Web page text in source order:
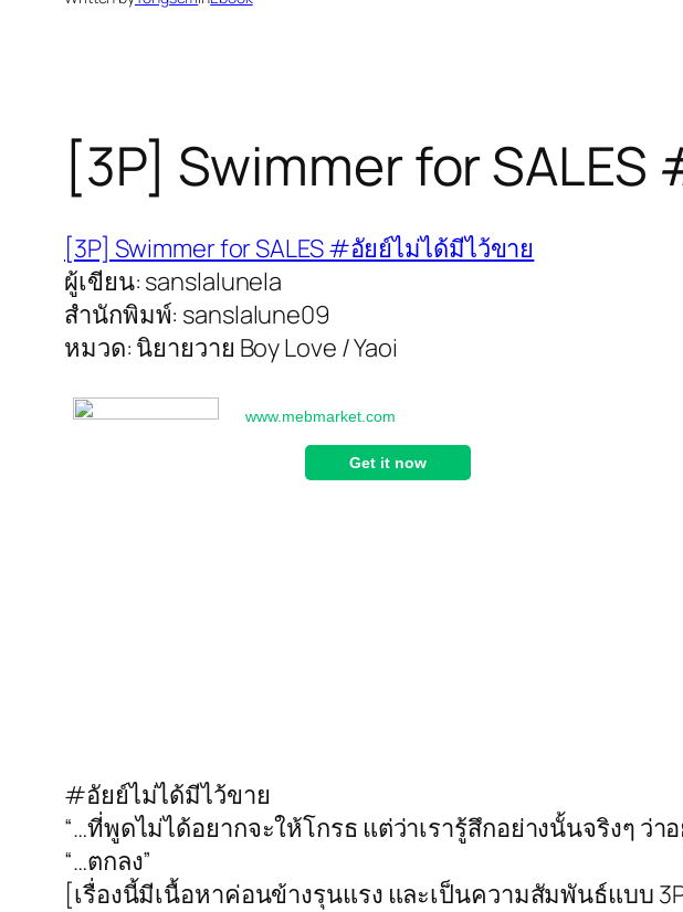
[3P] Swimmer for
[3P] Swimmer for SALES #อัยย์ไม่ได้มีไว้ขาย
ผู้เขียน: sanslalunela
สำนักพิมพ์: sanslalune09
หมวด: นิยายวาย Boy Love / Yaoi
#อัยย์ไม่ได้มีไว้ขาย
“…ที่พูดไม่ได้อยากจะให้โกรธ แต่ว่าเรารู้สึกอย่างนั้นจริงๆ ว่
“…ตกลง”
[เรื่องนี้มีเนื้อหาค่อนข้างรุนแรง และเป็นความสัมพันธ์แบบ